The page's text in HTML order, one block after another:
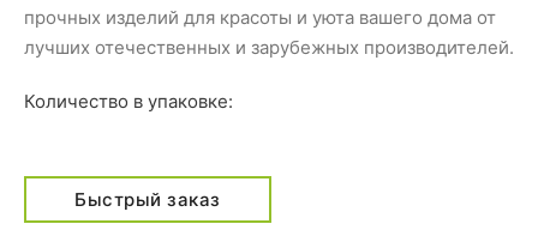
прочных изделий для красоты и уюта вашего дома от
лучших отечественных и зарубежных производителей.
Количество в упаковке:
Быстрый заказ